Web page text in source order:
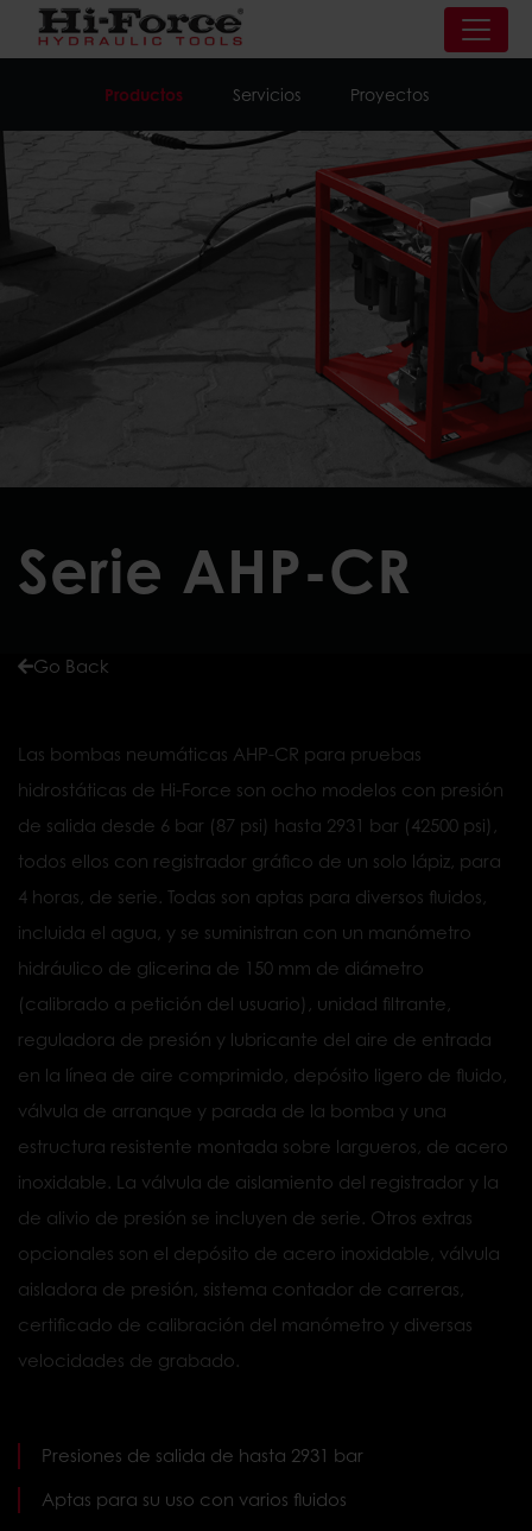
Productos Servicios Proyectos
Serie AHP-CR
Go Back
Las bombas neumáticas AHP-CR para pruebas
hidrostáticas de Hi-Force son ocho modelos con presión
de salida desde 6 bar (87 psi) hasta 2931 bar (42500 psi),
todos ellos con registrador gráfico de un solo lápiz, para
4 horas, de serie. Todas son aptas para diversos fluidos,
incluida el agua, y se suministran con un manómetro
hidráulico de glicerina de 150 mm de diámetro
(calibrado a petición del usuario), unidad filtrante,
reguladora de presión y lubricante del aire de entrada
en la línea de aire comprimido, depósito ligero de fluido,
válvula de arranque y parada de la bomba y una
estructura resistente montada sobre largueros, de acero
inoxidable. La válvula de aislamiento del registrador y la
de alivio de presión se incluyen de serie. Otros extras
opcionales son el depósito de acero inoxidable, válvula
aisladora de presión, sistema contador de carreras,
certificado de calibración del manómetro y diversas
velocidades de grabado.
Presiones de salida de hasta 2931 bar
Aptas para su uso con varios fluidos